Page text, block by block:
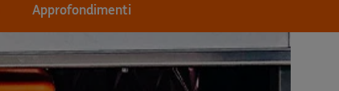
Approfondimenti